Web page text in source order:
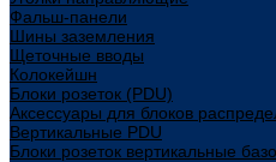
Фальш-панели
Шины заземления
Щеточные вводы
Колокейшн
Блоки розеток (PDU)
Аксессуары для блоков
Вертикальные PDU
Блоки розеток вертикальные